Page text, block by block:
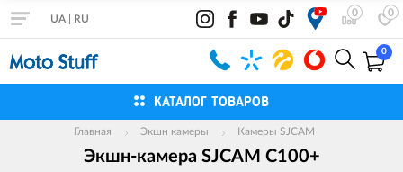
0 0
UA RU
0
КАТАЛОГ ТОВАРОВ
Главная Экшн камеры Камеры SJCAM
Экшн-камера SJCAM C100+